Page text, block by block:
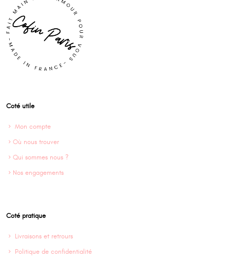
Coté utile
Mon compte
Où nous trouver
Qui sommes nous ?
Nos engagements
Coté pratique
Livraisons et retrours
Politique de confidentialité